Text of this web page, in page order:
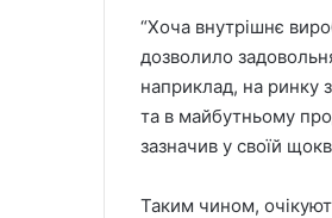
o
n
X
e
m
a
i
“Хоча внутрішнє
дозволило
наприклад, на ринку
та в майбутньому
зазначив у своїй
Таким чином,